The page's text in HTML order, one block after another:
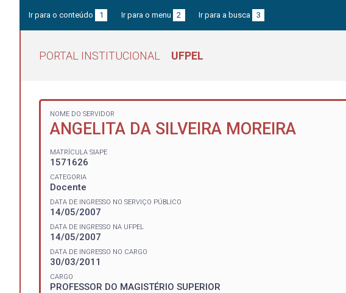
Ir para o conteúdo 1 Ir para o menu 2 Ir para a busca 3
PORTAL INSTITUCIONAL UFPEL
NOME DO SERVIDOR
ANGELITA DA SILVEIRA MOREIRA
MATRÍCULA SIAPE
1571626
CATEGORIA
Docente
DATA DE INGRESSO NO SERVIÇO PÚBLICO
14/05/2007
DATA DE INGRESSO NA UFPEL
14/05/2007
DATA DE INGRESSO NO CARGO
30/03/2011
CARGO
PROFESSOR DO MAGISTÉRIO SUPERIOR